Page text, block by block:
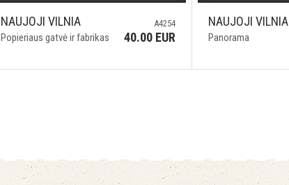
NAUJOJI VILNIA
Popieriaus gatvė ir fabrikas
A4254
40.00 EUR
NAUJOJI VILNIA
Panorama